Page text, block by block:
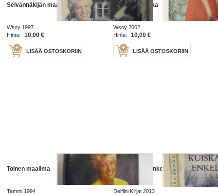
Selvännäkijän maailmat
Wsoy 1997
Hinta:
10,00 €
LISÄÄ OSTOSKORIIN
Kaksi maailmaa
Wsoy 2002
Hinta:
10,00 €
LISÄÄ OSTOSKORIIN
Toinen maailma
Tammi 1994
Kuiskauksia enkeleiltä
Delfiini Kirjat 2013